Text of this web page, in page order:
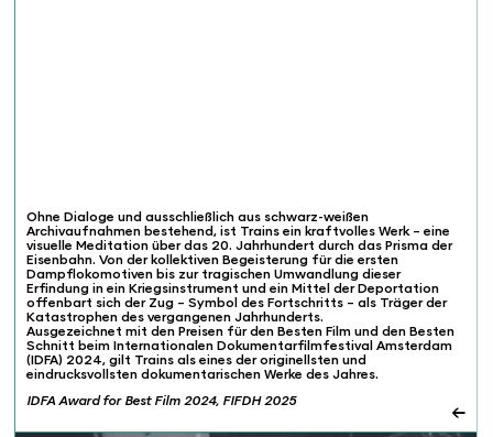
Ohne Dialoge und ausschließlich aus schwarz-weißen
Archivaufnahmen bestehend, ist Trains ein kraftvolles Werk – eine
visuelle Meditation über das 20. Jahrhundert durch das Prisma der
Eisenbahn. Von der kollektiven Begeisterung für die ersten
Dampflokomotiven bis zur tragischen Umwandlung dieser
Erfindung in ein Kriegsinstrument und ein Mittel der Deportation
offenbart sich der Zug – Symbol des Fortschritts – als Träger der
Katastrophen des vergangenen Jahrhunderts.
Ausgezeichnet mit den Preisen für den Besten Film und den Besten
Schnitt beim Internationalen Dokumentarfilmfestival Amsterdam
(IDFA) 2024, gilt Trains als eines der originellsten und
eindrucksvollsten dokumentarischen Werke des Jahres.
IDFA Award for Best Film 2024, FIFDH 2025
←